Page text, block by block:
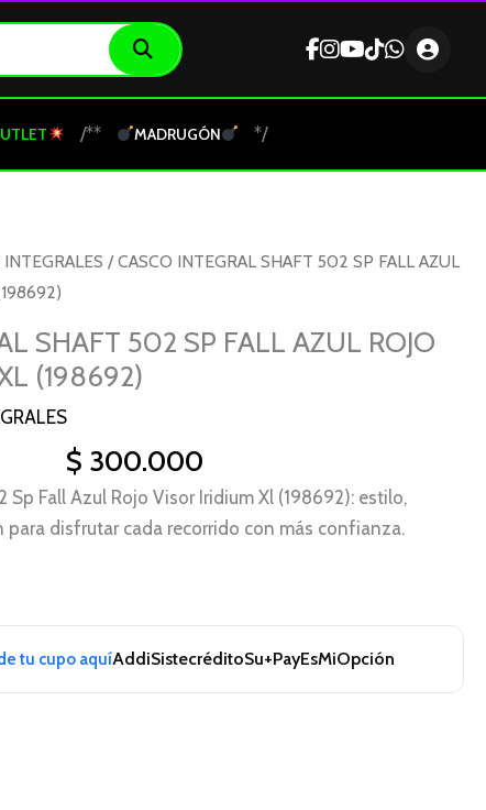
/** MADRUGÓN */
/ CASCO INTEGRAL SHAFT 502 SP FALL AZUL
SHAFT 502 SP FALL AZUL ROJO
(198692)
$ 300.000
Sp Fall Azul Rojo Visor Iridium Xl (198692): estilo,
disfrutar cada recorrido con más confianza.
tu cupo aquíAddiSistecréditoSu+PayEsMiOpción